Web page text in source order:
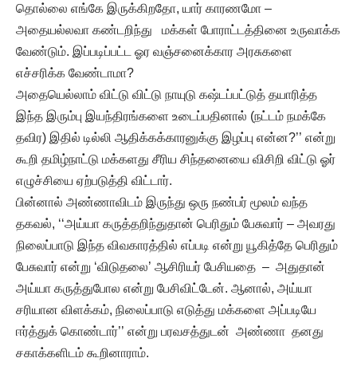
தொல்லை எங்கே இருக்கிறதோ, யார் காரணமோ –
அதையல்லவா கண்டறிந்து மக்கள் போராட்டத்தினை உருவாக்க
வேண்டும். இப்படிப்பட்ட ஓர வஞ்சனைக்கார அரசுகளை
எச்சரிக்க வேண்டாமா?
அதையெல்லாம் விட்டு விட்டு நாயுடு கஷ்டப்பட்டுத் தயாரித்த
இந்த இரும்பு இயந்திரங்களை உடைப்பதினால் (நட்டம் நமக்கே
தவிர) இதில் டில்லி ஆதிக்கக்காரனுக்கு இழப்பு என்ன?’’ என்று
கூறி தமிழ்நாட்டு மக்களது சீரிய சிந்தனையை விசிறி விட்டு ஓர்
எழுச்சியை ஏற்படுத்தி விட்டார்.
பின்னால் அண்ணாவிடம் இருந்து ஒரு நண்பர் மூலம் வந்த
தகவல், ‘‘அய்யா கருத்தறிந்துதான் பெரிதும் பேசுவார் – அவரது
நிலைப்பாடு இந்த விவகாரத்தில் எப்படி என்று யூகித்தே பெரிதும்
பேசுவார் என்று ‘விடுதலை’ ஆசிரியர் பேசியதை – அதுதான்
அய்யா கருத்துபோல என்று பேசிவிட்டேன். ஆனால், அய்யா
சரியான விளக்கம், நிலைப்பாடு எடுத்து மக்களை அப்படியே
ஈர்த்துக் கொண்டார்’’ என்று பரவசத்துடன் அண்ணா தனது
சகாக்களிடம் கூறினாராம்.